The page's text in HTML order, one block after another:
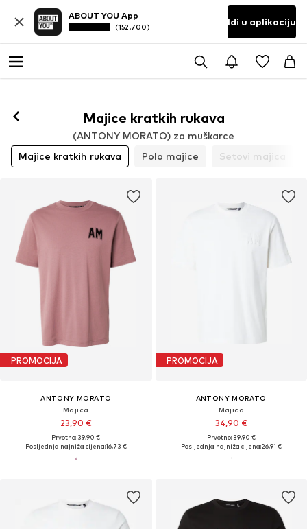
ABOUT YOU App
(152.700) Idi u aplikaciju
Majice kratkih rukava
(ANTONY MORATO) za muškarce
Majice kratkih rukava
Polo majice Setovi majica
PROMOCIJA
ANTONY MORATO
Majica
23,90 €
Prvotno: 39,90 €
Posljednja najniža cijena:16,73 €
PROMOCIJA
ANTONY MORATO
Majica
34,90 €
Prvotno: 39,90 €
Posljednja najniža cijena:26,91 €